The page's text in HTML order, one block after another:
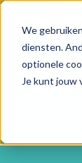
We
diensten.
optionele
Je kunt jouw